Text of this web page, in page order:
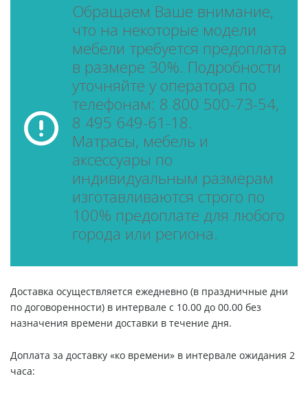
Обращаем Ваше внимание,
что на некоторые модели
мебели требуется предоплата
в размере 30%. Подробности
уточняйте у оператора по
телефонам: 8 800 500-73-54,
8 495 649-61-18.
Матрасы, мебель и
аксессуары по
индивидуальным размерам
изготавливаются строго по
100% предоплате для любого
города или региона.
Доставка осуществляется ежедневно (в праздничные дни
по договоренности) в интервале с 10.00 до 00.00 без
назначения времени доставки в течение дня.
Доплата за доставку «ко времени» в интервале ожидания 2
часа: